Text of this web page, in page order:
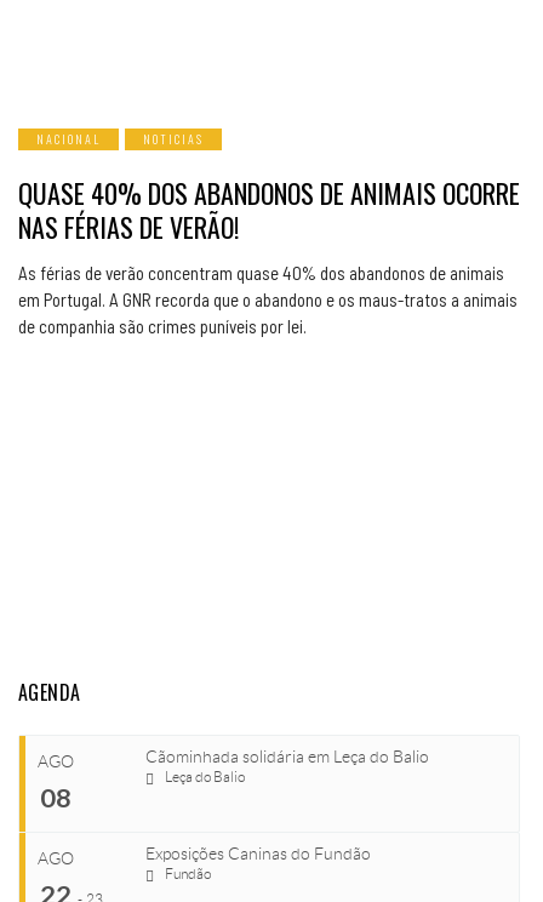
NACIONAL NOTICIAS
QUASE 40% DOS ABANDONOS DE ANIMAIS OCORRE
NAS FÉRIAS DE VERÃO!
As férias de verão concentram quase 40% dos abandonos de animais
em Portugal. A GNR recorda que o abandono e os maus-tratos a animais
de companhia são crimes puníveis por lei.
AGENDA
AGO
08
Cãominhada solidária em Leça do Balio
Leça do Balio
COMEÇA
AGO
22
Exposições Caninas do Fundão
Fundão